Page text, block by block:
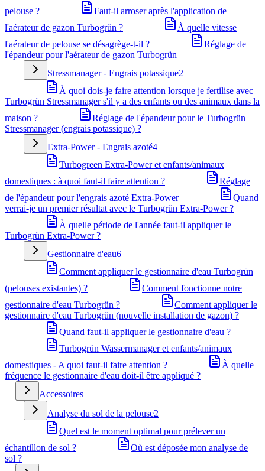
pelouse ?
Faut-il arroser après l'application de
l'aérateur de gazon Turbogrün ?
À quelle vitesse
l'aérateur de pelouse se désagrège-t-il ?
Réglage de
l'épandeur pour l'aérateur de gazon Turbogrün
Stressmanager - Engrais potassique2
À quoi dois-je faire attention lorsque je fertilise avec
Turbogrün Stressmanager s'il y a des enfants ou des animaux dans la
maison ?
Réglage de l'épandeur pour le Turbogrün
Stressmanager (engrais potassique) ?
Extra-Power - Engrais azoté4
Turbogreen Extra-Power et enfants/animaux
domestiques : à quoi faut-il faire attention ?
Réglage
de l'épandeur pour l'engrais azoté Extra-Power
Quand
verrai-je un premier résultat avec le Turbogrün Extra-Power ?
À quelle période de l'année faut-il appliquer le
Turbogrün Extra-Power ?
Gestionnaire d'eau6
Comment appliquer le gestionnaire d'eau Turbogrün
(pelouses existantes) ?
Comment fonctionne notre
gestionnaire d'eau Turbogrün ?
Comment appliquer le
gestionnaire d'eau Turbogrün (nouvelle installation de gazon) ?
Quand faut-il appliquer le gestionnaire d'eau ?
Turbogrün Wassermanager et enfants/animaux
domestiques - A quoi faut-il faire attention ?
À quelle
fréquence le gestionnaire d'eau doit-il être appliqué ?
Accessoires
Analyse du sol de la pelouse2
Quel est le moment optimal pour prélever un
échantillon de sol ?
Où est déposée mon analyse de
sol ?